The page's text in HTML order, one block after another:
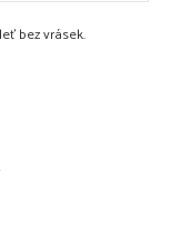
bez vrásek.